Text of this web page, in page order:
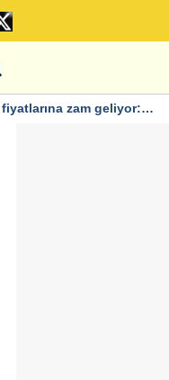
zam geliyor: